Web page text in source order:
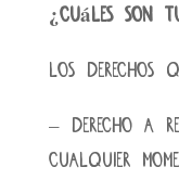
¿Cuáles son
Los derechos
– Derecho a
cualquier